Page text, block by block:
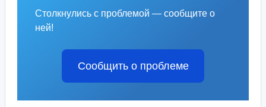
Столкнулись с проблемой — сообщите о
ней!
Сообщить о проблеме